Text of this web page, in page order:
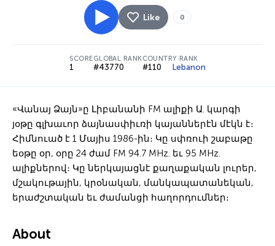
Like 0
SCORE
1
GLOBAL RANK
#43770
COUNTRY RANK
#110 Lebanon
«Վանայ Ձայն»ը Լիբանանի FM ալիքի Ա. կարգի
յօթը գլխաւոր ձայնասփիւռի կայաններէն մէկն է։
Հիմնուած է 1 Մայիս 1986-ին։ Կը սփռուի շաբաթը
եօթը օր, օրը 24 ժամ FM 94.7 MHz. եւ 95 MHz.
ալիքներով։ Կը ներկայացնէ քաղաքական լուրեր,
մշակութային, կրօնական, մանկապատանեկան,
երաժշտական եւ ժամանցի հաղորդումներ։
About